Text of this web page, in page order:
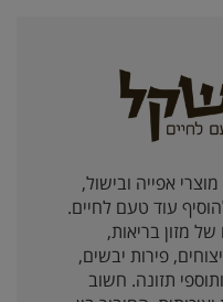
אפייה ובישול,
עוד טעם לחיים.
של מזון בריאות,
פירות יבשים,
תזונה. חשוב